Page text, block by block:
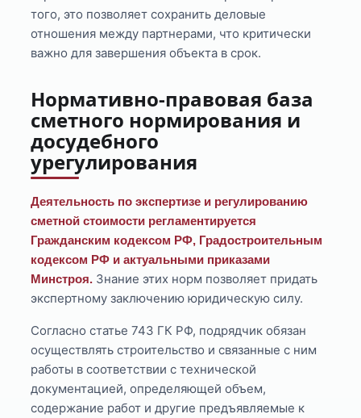
того, это позволяет сохранить деловые
отношения между партнерами, что критически
важно для завершения объекта в срок.
Нормативно-правовая база
сметного нормирования и
досудебного
урегулирования
Деятельность по экспертизе и регулированию
сметной стоимости регламентируется
Гражданским кодексом РФ, Градостроительным
кодексом РФ и актуальными приказами
Минстроя. Знание этих норм позволяет придать
экспертному заключению юридическую силу.
Согласно статье 743 ГК РФ, подрядчик обязан
осуществлять строительство и связанные с ним
работы в соответствии с технической
документацией, определяющей объем,
содержание работ и другие предъявляемые к